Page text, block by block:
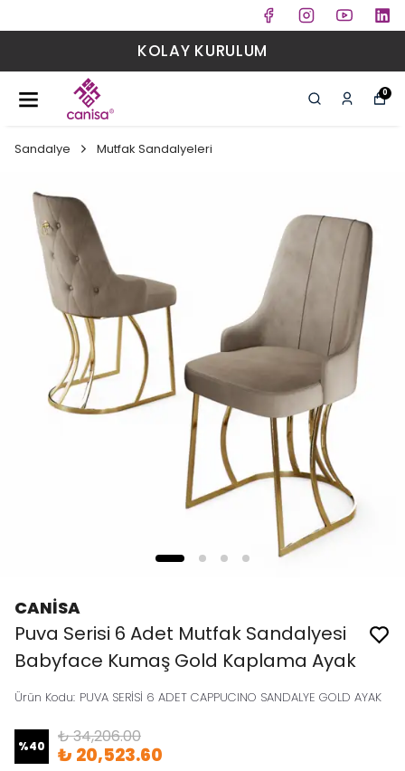
KOLAY KURULUM
0
Sandalye Mutfak Sandalyeleri
CANİSA
Puva Serisi 6 Adet Mutfak Sandalyesi
Babyface Kumaş Gold Kaplama Ayak
Ürün Kodu: PUVA SERİSİ 6 ADET CAPPUCINO SANDALYE GOLD AYAK
%40 ₺ 34,206.00
₺ 20,523.60